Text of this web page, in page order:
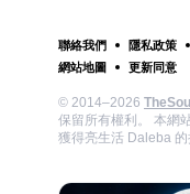
聯絡我們 隱私政策
網站地圖
更新同意
© 2014–2026
保留所有權利。 本網
獲得亮生活 Daleba